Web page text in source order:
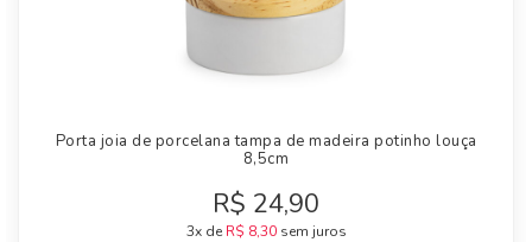
Porta joia de porcelana tampa de madeira potinho louça
8,5cm
R$ 24,90
3x de R$ 8,30sem juros